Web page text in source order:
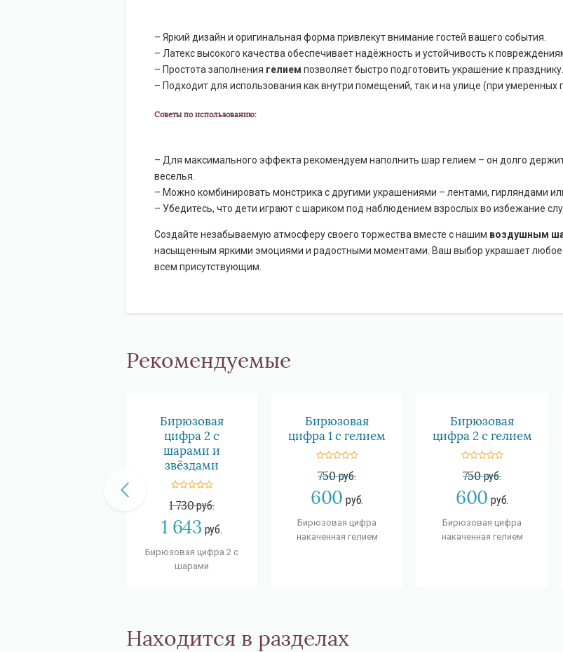
– Яркий дизайн и оригинальная форма привлекут внимание гостей вашего события.
– Латекс высокого качества обеспечивает надёжность и устойчивость к
– Простота заполнения гелием позволяет быстро подготовить украшение к празднику.
– Подходит для использования как внутри помещений, так и на улице (при умеренных
Советы по использованию:
– Для максимального эффекта рекомендуем наполнить шар гелием – он долго
веселья.
– Можно комбинировать монстрика с другими украшениями – лентами, гирляндами
– Убедитесь, что дети играют с шариком под наблюдением взрослых во избежание
Создайте незабываемую атмосферу своего торжества вместе с нашим воздушным
насыщенным яркими эмоциями и радостными моментами. Ваш выбор украшает любое
всем присутствующим.
Рекомендуемые
Бирюзовая
цифра 2 с
шарами и
звёздами
1 643руб.
1 730руб.
Бирюзовая цифра 2 с
шарами
Бирюзовая
цифра 1 с гелием
600 руб.
750руб.
Бирюзовая цифра
накаченная гелием
Бирюзовая
цифра 2 с гелием
600 руб.
750руб.
Бирюзовая цифра
накаченная гелием
Находится в разделах